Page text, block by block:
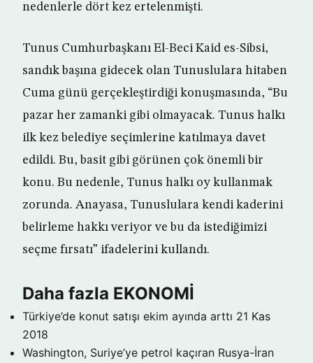
nedenlerle dört kez ertelenmişti.
Tunus Cumhurbaşkanı El-Beci Kaid es-Sibsi,
sandık başına gidecek olan Tunuslulara hitaben
Cuma günü gerçekleştirdiği konuşmasında, “Bu
pazar her zamanki gibi olmayacak. Tunus halkı
ilk kez belediye seçimlerine katılmaya davet
edildi. Bu, basit gibi görünen çok önemli bir
konu. Bu nedenle, Tunus halkı oy kullanmak
zorunda. Anayasa, Tunuslulara kendi kaderini
belirleme hakkı veriyor ve bu da istediğimizi
seçme fırsatı” ifadelerini kullandı.
Daha fazla EKONOMİ
Türkiye’de konut satışı ekim ayında arttı 21 Kas
2018
Washington, Suriye’ye petrol kaçıran Rusya-İran